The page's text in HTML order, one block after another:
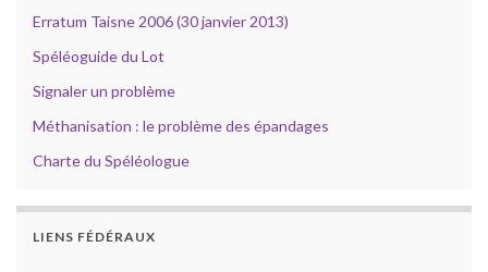
Erratum Taisne 2006 (30 janvier 2013)
Spéléoguide du Lot
Signaler un problème
Méthanisation : le problème des épandages
Charte du Spéléologue
LIENS FÉDÉRAUX